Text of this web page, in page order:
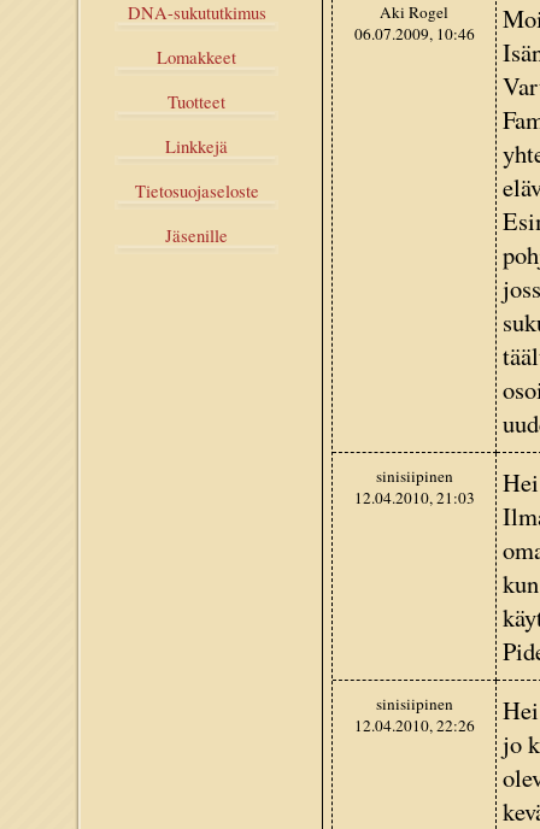
DNA-sukututkimus
Lomakkeet
Tuotteet
Linkkejä
Tietosuojaseloste
Jäsenille
Aki Rogel
06.07.2009, 10:46
sinisiipinen
12.04.2010, 21:03
sinisiipinen
12.04.2010, 22:26
jo